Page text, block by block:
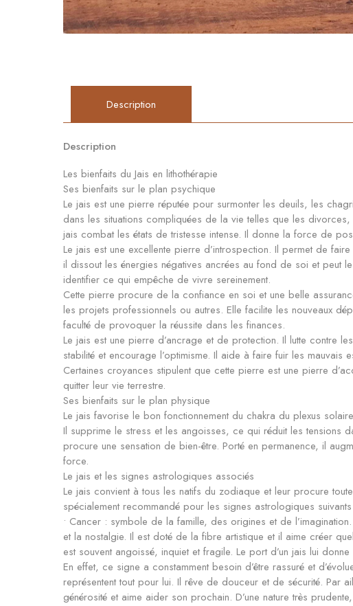
Description
Description
Les bienfaits du Jais en lithothérapie
Ses bienfaits sur le plan psychique
Le jais est une pierre réputée pour surmonter les deuils, les
dans les situations compliquées de la vie telles que les
jais combat les états de tristesse intense. Il donne la force de
Le jais est une excellente pierre d’introspection. Il permet de
il dissout les énergies négatives ancrées au fond de soi et peut
identifier ce qui empêche de vivre sereinement.
Cette pierre procure de la confiance en soi et une belle
les projets professionnels ou autres. Elle facilite les nouveaux
faculté de provoquer la réussite dans les finances.
Le jais est une pierre d’ancrage et de protection. Il lutte contre
stabilité et encourage l’optimisme. Il aide à faire fuir les mauvais
Certaines croyances stipulent que cette pierre est une pierre
quitter leur vie terrestre.
Ses bienfaits sur le plan physique
Le jais favorise le bon fonctionnement du chakra du plexus
Il supprime le stress et les angoisses, ce qui réduit les tensions
procure une sensation de bien-être. Porté en permanence, il
force.
Le jais et les signes astrologiques associés
Le jais convient à tous les natifs du zodiaque et leur procure
spécialement recommandé pour les signes astrologiques
• Cancer : symbole de la famille, des origines et de
et la nostalgie. Il est doté de la fibre artistique et il aime créer
est souvent angoissé, inquiet et fragile. Le port d’un jais lui
En effet, ce signe a constamment besoin d’être rassuré et
représentent tout pour lui. Il rêve de douceur et de sécurité. Par
générosité et aime aider son prochain. D’une nature très